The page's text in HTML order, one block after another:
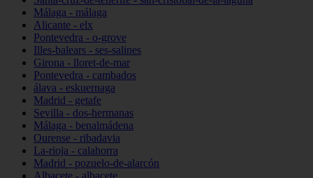
Málaga - málaga
Alicante - elx
Pontevedra - o-grove
Illes-balears - ses-salines
Girona - lloret-de-mar
Pontevedra - cambados
álava - eskuernaga
Madrid - getafe
Sevilla - dos-hermanas
Málaga - benalmádena
Ourense - ribadavia
La-rioja - calahorra
Madrid - pozuelo-de-alarcón
Albacete - albacete